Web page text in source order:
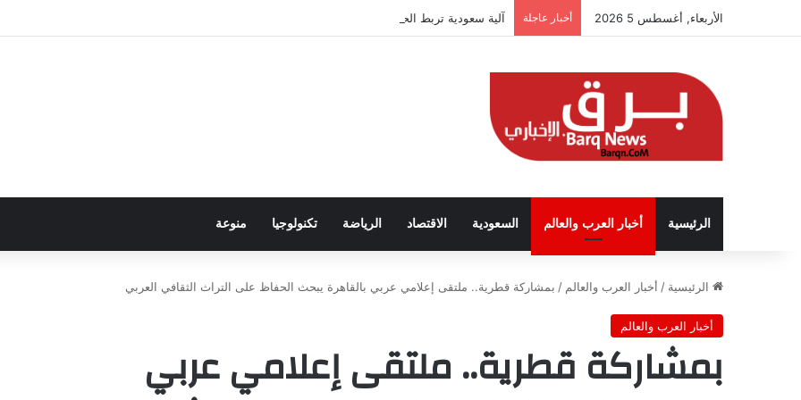
الأربعاء, أغسطس 5 2026 أخبار عاجلة آلية سعودية تربط الحضور باجتياز الدورات
الرئيسية أخبار العرب والعالم السعودية الاقتصاد الرياضة تكنولوجيا منوعة
الرئيسية / أخبار العرب والعالم / بمشاركة قطرية.. ملتقى إعلامي عربي بالقاهرة يبحث الحفاظ على التراث الثقافي العربي
أخبار العرب والعالم
بمشاركة قطرية.. ملتقى إعلامي عربي